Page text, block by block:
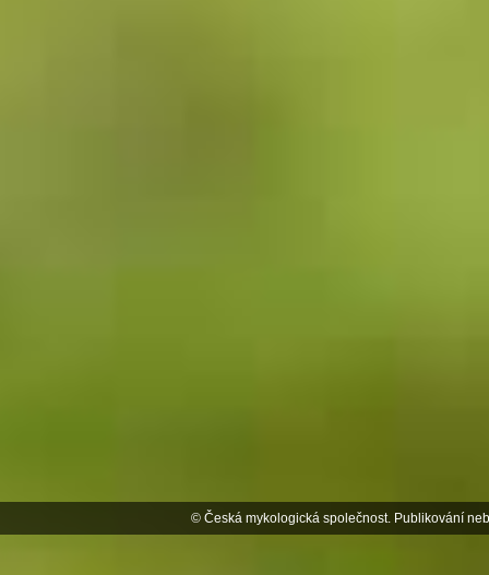
© Česká mykologická společnost. Publikování